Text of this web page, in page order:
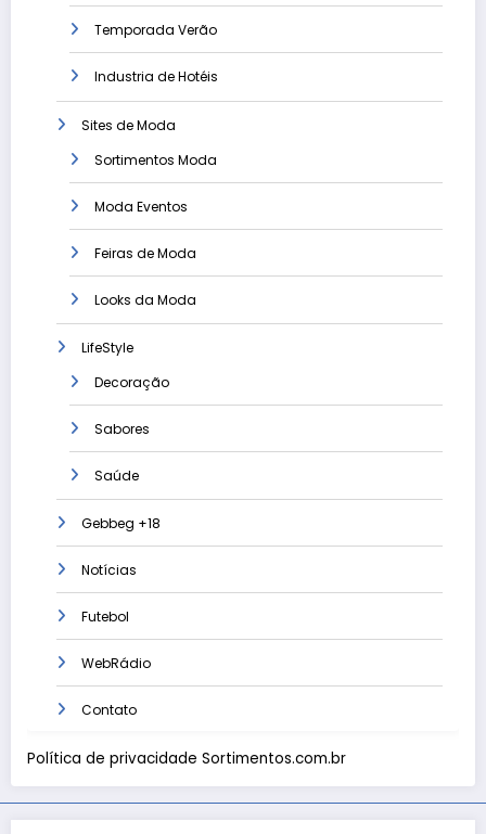
Temporada Verão
Industria de Hotéis
Sites de Moda
Sortimentos Moda
Moda Eventos
Feiras de Moda
Looks da Moda
LifeStyle
Decoração
Sabores
Saúde
Gebbeg +18
Notícias
Futebol
WebRádio
Contato
Política de privacidade Sortimentos.com.br